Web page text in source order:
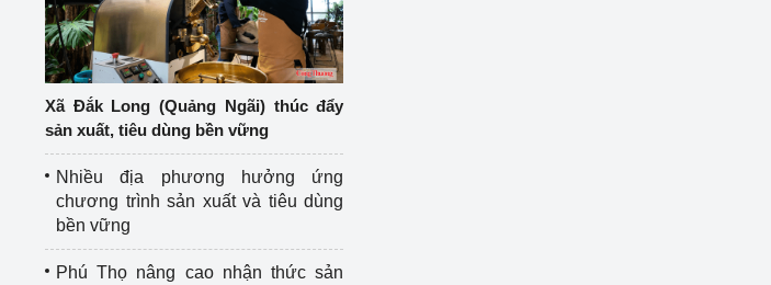
Xã Đắk Long (Quảng Ngãi) thúc đẩy
sản xuất, tiêu dùng bền vững
Nhiều địa phương hưởng ứng
chương trình sản xuất và tiêu dùng
bền vững
Phú Thọ nâng cao nhận thức sản